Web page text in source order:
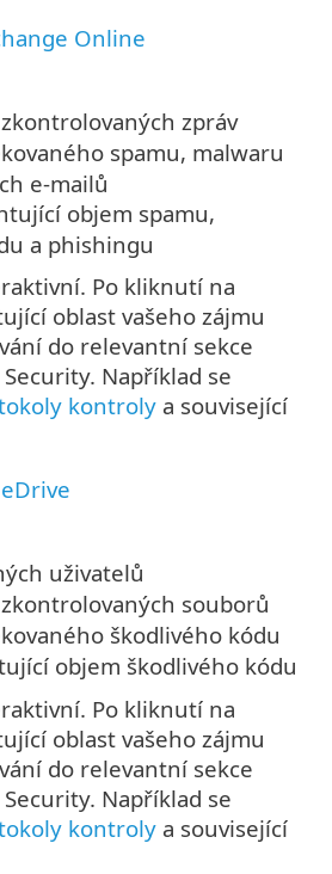
Online
zpráv
spamu, malwaru
e-mailů
objem spamu,
a phishingu
Po kliknutí na
oblast vašeho zájmu
do relevantní sekce
Security. Například se
kontroly a související
uživatelů
souborů
škodlivého kódu
objem škodlivého kódu
Po kliknutí na
oblast vašeho zájmu
do relevantní sekce
Security. Například se
kontroly a související